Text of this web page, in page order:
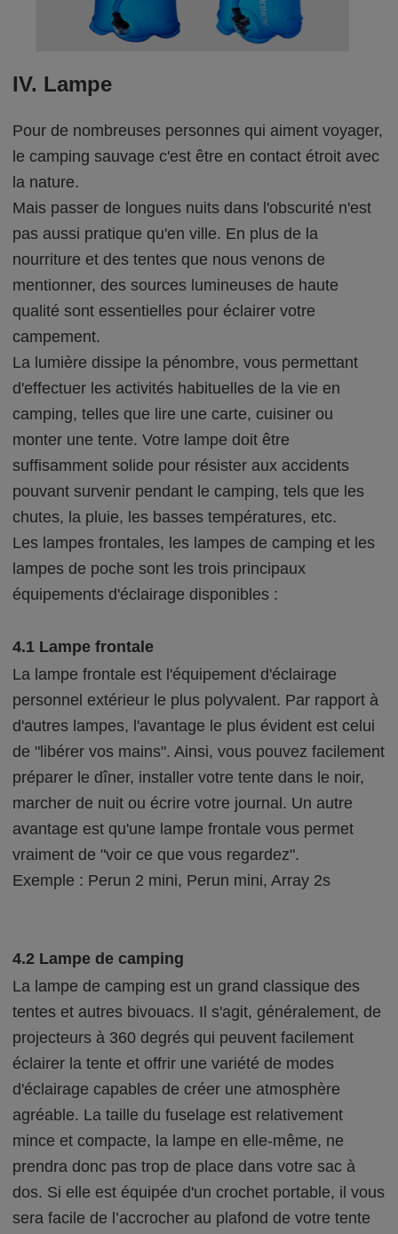
IV. Lampe
Pour de nombreuses personnes qui aiment voyager,
le camping sauvage c'est être en contact étroit avec
la nature.
Mais passer de longues nuits dans l'obscurité n'est
pas aussi pratique qu'en ville. En plus de la
nourriture et des tentes que nous venons de
mentionner, des sources lumineuses de haute
qualité sont essentielles pour éclairer votre
campement.
La lumière dissipe la pénombre, vous permettant
d'effectuer les activités habituelles de la vie en
camping, telles que lire une carte, cuisiner ou
monter une tente. Votre lampe doit être
suffisamment solide pour résister aux accidents
pouvant survenir pendant le camping, tels que les
chutes, la pluie, les basses températures, etc.
Les lampes frontales, les lampes de camping et les
lampes de poche sont les trois principaux
équipements d'éclairage disponibles :
4.1 Lampe frontale
La lampe frontale est l'équipement d'éclairage
personnel extérieur le plus polyvalent. Par rapport à
d'autres lampes, l'avantage le plus évident est celui
de "libérer vos mains". Ainsi, vous pouvez facilement
préparer le dîner, installer votre tente dans le noir,
marcher de nuit ou écrire votre journal. Un autre
avantage est qu'une lampe frontale vous permet
vraiment de "voir ce que vous regardez".
Exemple : Perun 2 mini, Perun mini, Array 2s
4.2 Lampe de camping
La lampe de camping est un grand classique des
tentes et autres bivouacs. Il s'agit, généralement, de
projecteurs à 360 degrés qui peuvent facilement
éclairer la tente et offrir une variété de modes
d'éclairage capables de créer une atmosphère
agréable. La taille du fuselage est relativement
mince et compacte, la lampe en elle-même, ne
prendra donc pas trop de place dans votre sac à
dos. Si elle est équipée d'un crochet portable, il vous
sera facile de l’accrocher au plafond de votre tente